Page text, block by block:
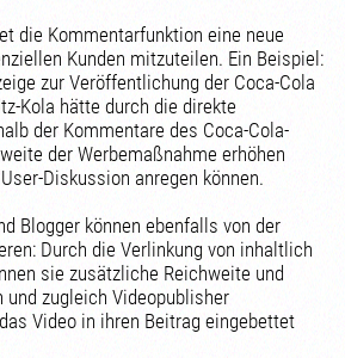
die Kommentarfunktion eine neue
Kunden mitzuteilen. Ein Beispiel:
zur Veröffentlichung der Coca-Cola
Kola hätte durch die direkte
der Kommentare des Coca-Cola-
der Werbemaßnahme erhöhen
Diskussion anregen können.
Blogger können ebenfalls von der
Durch die Verlinkung von inhaltlich
sie zusätzliche Reichweite und
und zugleich Videopublisher
Video in ihren Beitrag eingebettet